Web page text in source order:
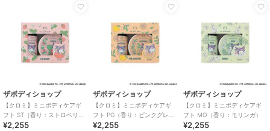
ザボディショップ
【クロミ】ミニボディケアギ
フト ST（香り：ストロベリ
ー）
¥2,255
ザボディショップ
【クロミ】ミニボディケアギ
フト PG（香り：ピンクグレー
プフルーツ）
¥2,255
ザボディショップ
【クロミ】ミニボディケアギ
フト MO（香り：モリンガ）
¥2,255